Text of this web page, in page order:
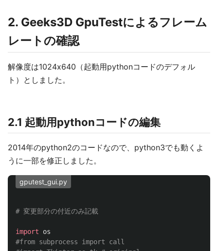
2. Geeks3D GpuTestによるフレーム
レートの確認
解像度は1024x640（起動用pythonコードのデフォル
ト）としました。
2.1 起動用pythonコードの編集
2014年のpython2のコードなので、python3でも動くよ
うに一部を修正しました。
gputest_gui.py
import
os
#from subprocess import call